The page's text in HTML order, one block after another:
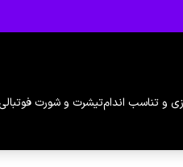
و تناسب اندامتیشرت و شورت